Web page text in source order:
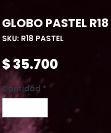
GLOBO PASTEL R18
SKU: R18 PASTEL
$ 35.700Precio
Cantidad *